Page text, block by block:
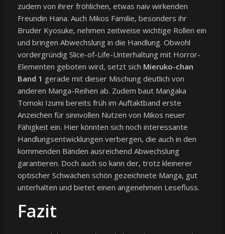
zudem von ihrer fröhlichen, etwas naiv wirkenden
Freundin Hana. Auch Mikos Familie, besonders ihr
Bruder Kyosuke, nehmen zeitweise wichtige Rollen ein
und bringen Abwechslung in die Handlung. Obwohl
vordergründig Slice-of-Life-Unterhaltung mit Horror-
Elementen geboten wird, setzt sich Mieruko-chan
Band 1 gerade mit dieser Mischung deutlich von
anderen Manga-Reihen ab. Zudem baut Mangaka
Tomoki Izumi bereits früh im Auftaktband erste
Anzeichen für sinnvollen Nutzen von Mikos neuer
Fähigkeit ein. Hier könnten sich noch interessante
Handlungsentwicklungen verbergen, die auch in den
kommenden Bänden ausreichend Abwechslung
garantieren. Doch auch so kann der, trotz kleinerer
optischer Schwächen schön gezeichnete Manga, gut
unterhalten und bietet einen angenehmen Lesefluss.
Fazit